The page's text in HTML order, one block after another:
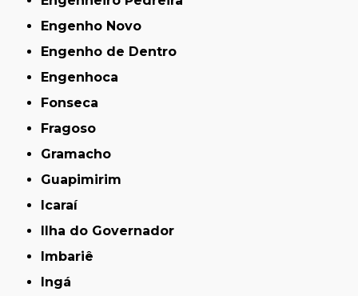
Engenho Novo
Engenho de Dentro
Engenhoca
Fonseca
Fragoso
Gramacho
Guapimirim
Icaraí
Ilha do Governador
Imbariê
Ingá